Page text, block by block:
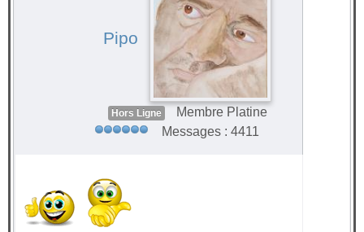
Pipo
Hors Ligne
Membre Platine
Messages : 4411